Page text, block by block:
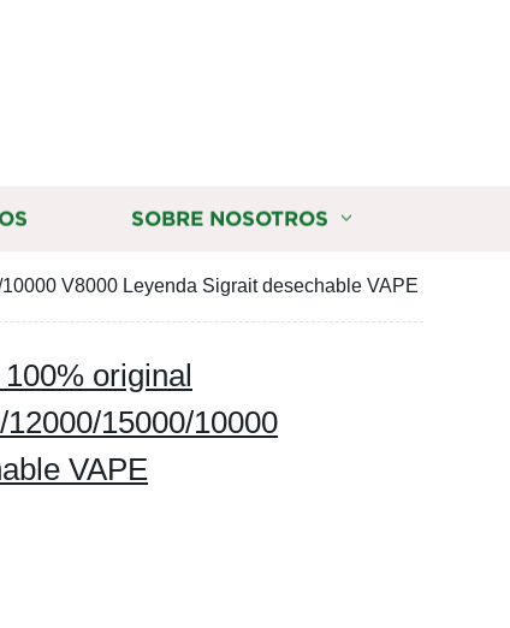
SOBRE NOSOTROS
V8000 Leyenda Sigrait desechable VAPE
original
15000/10000
VAPE